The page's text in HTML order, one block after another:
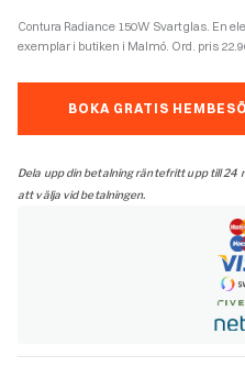
var:
22
900 kr.
är:
20
600 kr.
Contura Radiance 150W Svart glas. En
exemplar i butiken i Malmö. Ord. pris
BOKA GRATIS
Dela upp din betalning räntefritt upp till
att välja vid betalningen.